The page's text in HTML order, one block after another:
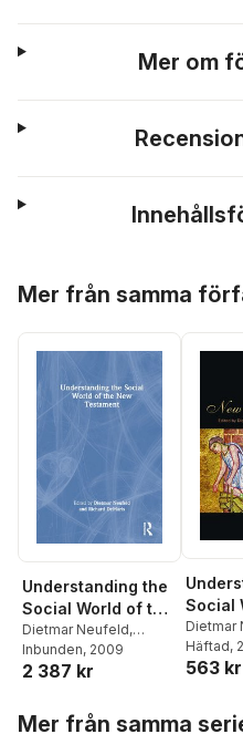
Mer om
Mer från samma
Understanding the
Social World of the
New Testament
Dietmar Neufeld,
Richard DeMaris
Inbunden, 2009
2 387 kr
Social
New
Dietmar
Richard
Häftad,
563 kr
Mer från samma